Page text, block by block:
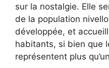
sur la nostalgie. Elle
de la population
développée, et
habitants, si bien que
représentent plus